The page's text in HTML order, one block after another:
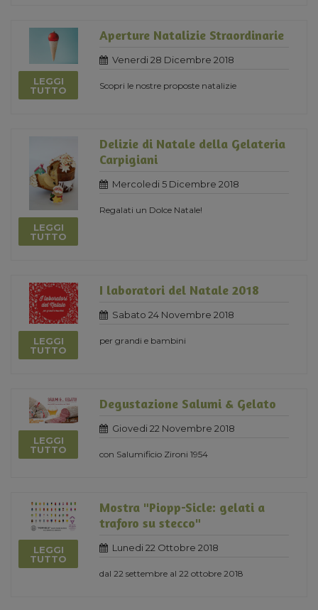
LEGGI
TUTTO
Aperture Natalizie Straordinarie
Venerdi 28 Dicembre 2018
Scopri le nostre proposte natalizie
LEGGI
TUTTO
Delizie di Natale della Gelateria
Carpigiani
Mercoledi 5 Dicembre 2018
Regalati un Dolce Natale!
LEGGI
TUTTO
I laboratori del Natale 2018
Sabato 24 Novembre 2018
per grandi e bambini
LEGGI
TUTTO
Degustazione Salumi & Gelato
Giovedi 22 Novembre 2018
con Salumificio Zironi 1954
LEGGI
TUTTO
Mostra "Piopp-Sicle: gelati a
traforo su stecco"
Lunedi 22 Ottobre 2018
dal 22 settembre al 22 ottobre 2018